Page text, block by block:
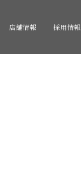
店舗情報 採用情報